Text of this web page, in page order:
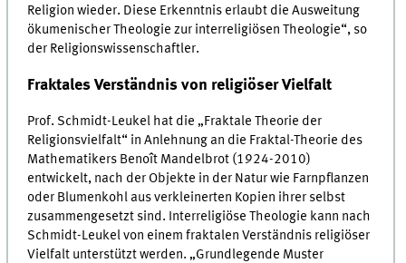
Religion wieder. Diese Erkenntnis erlaubt die Ausweitung
ökumenischer Theologie zur interreligiösen Theologie“, so
der Religionswissenschaftler.
Fraktales Verständnis von religiöser Vielfalt
Prof. Schmidt-Leukel hat die „Fraktale Theorie der
Religionsvielfalt“ in Anlehnung an die Fraktal-Theorie des
Mathematikers Benoît Mandelbrot (1924-2010)
entwickelt, nach der Objekte in der Natur wie Farnpflanzen
oder Blumenkohl aus verkleinerten Kopien ihrer selbst
zusammengesetzt sind. Interreligiöse Theologie kann nach
Schmidt-Leukel von einem fraktalen Verständnis religiöser
Vielfalt unterstützt werden. „Grundlegende Muster